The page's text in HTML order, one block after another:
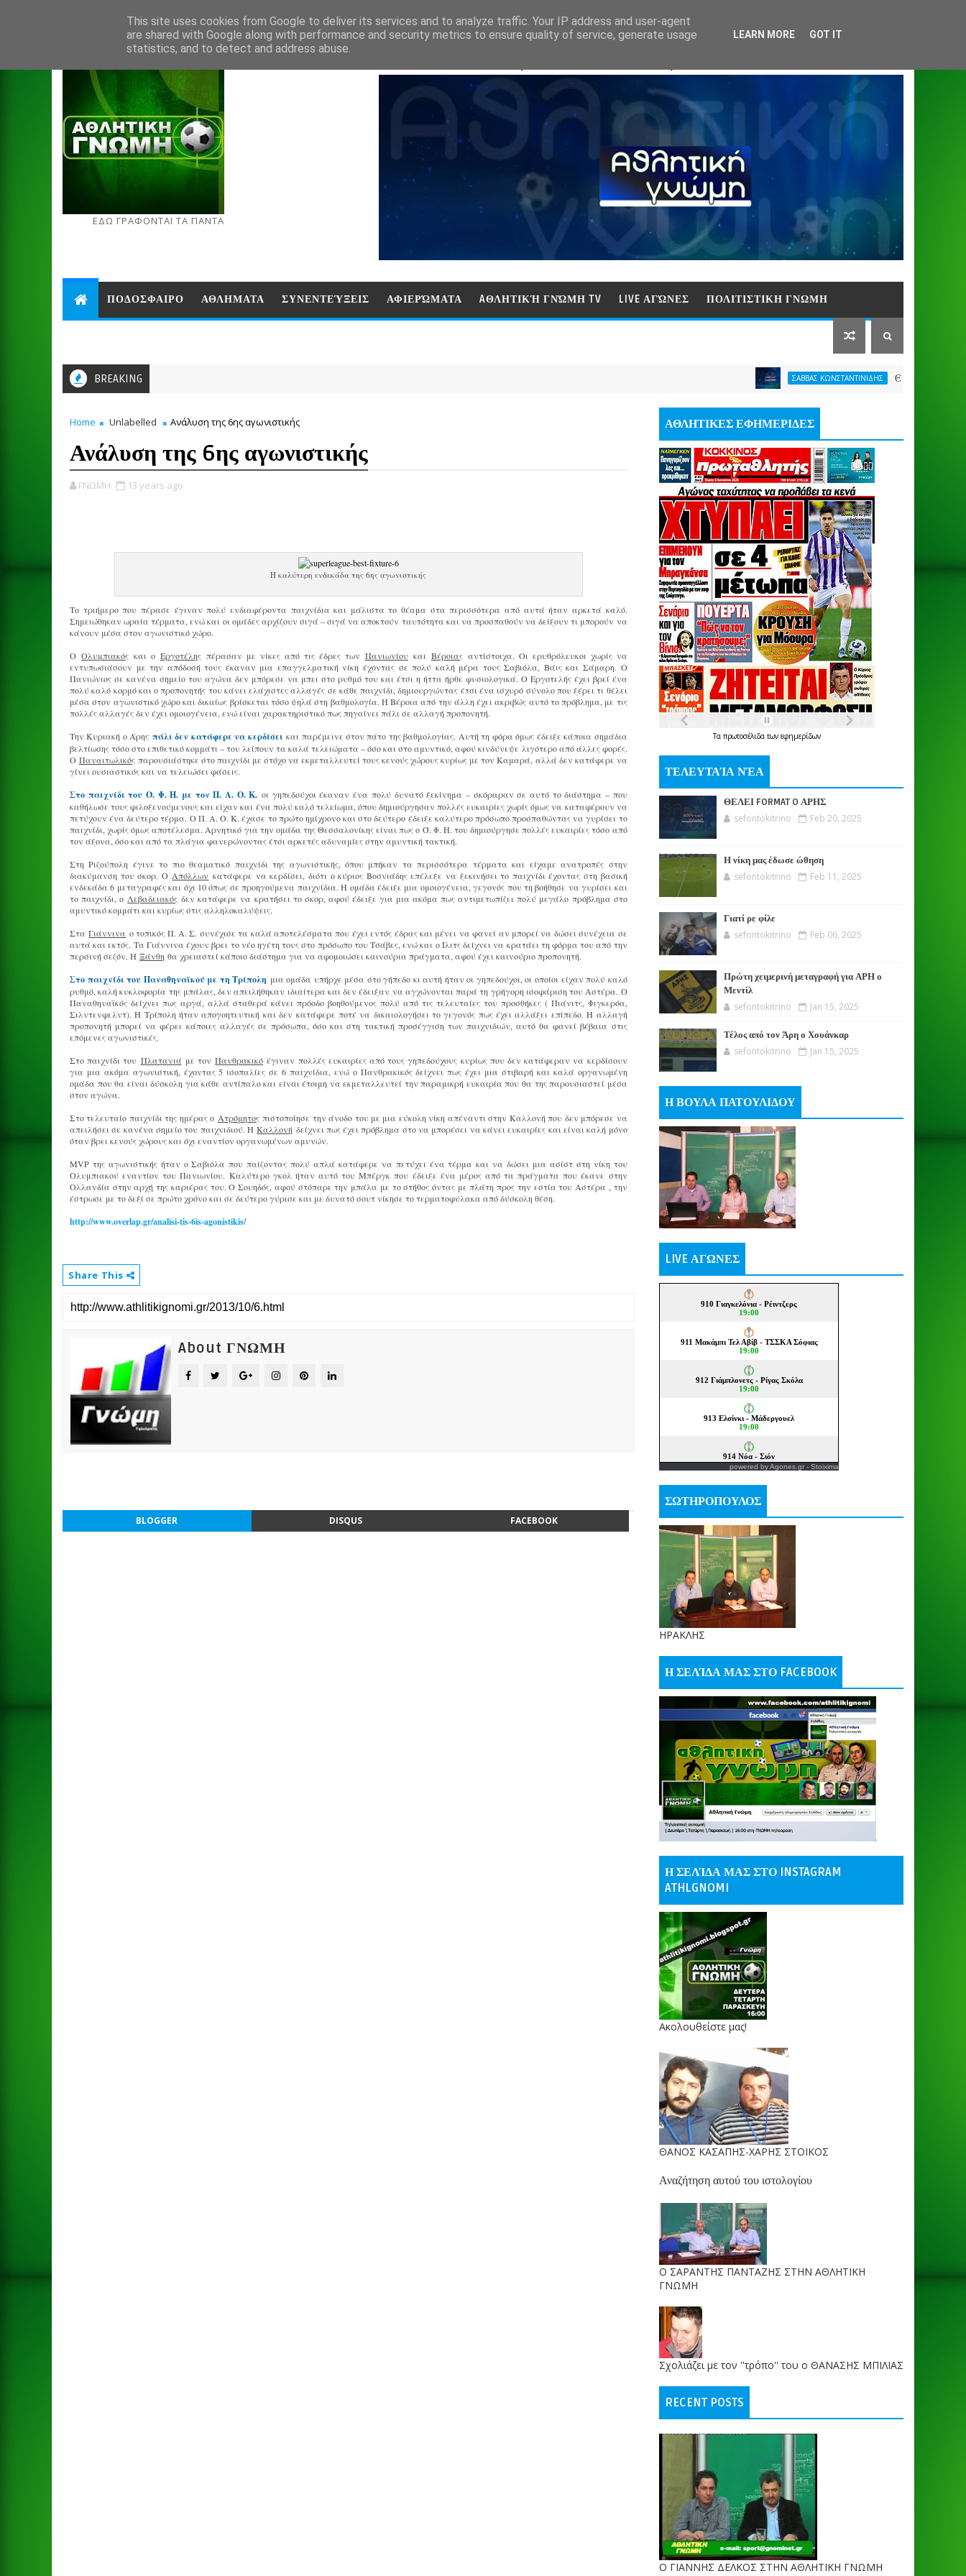
ΕΔΩ ΓΡΑΦΟΝΤΑΙ ΤΑ ΠΑΝΤΑ
ΠΟΔΟΣΦΑΙΡΟ ΑΘΛΗΜΑΤΑ ΣΥΝΕΝΤΕΎΞΕΙΣ ΑΦΙΕΡΏΜΑΤΑ AΘΛΗΤΙΚΉ ΓΝΏΜΗ TV LIVE ΑΓΏΝΕΣ ΠΟΛΙΤΙΣΤΙΚΗ ΓΝΩΜΗ
BREAKING ΣΑΒΒΑΣ ΚΩΝΣΤΑΝΤΙΝΙΔΗΣ ΘΕΛΕΙ FORMAT O ΑΡΗΣ
Home Unlabelled Ανάλυση της 6ης αγωνιστικής
Ανάλυση της 6ης αγωνιστικής
ΓΝΩΜΗ 13 years ago
Η καλύτερη ενδεκάδα της 6ης αγωνιστικής
Το τριήμερο που πέρασε έγιναν πολύ ενδιαφέροντα παιχνίδια και μάλιστα το θέαμα στα περισσότερα από αυτά ήταν αρκετά καλό.
Σημειώθηκαν ωραία τέρματα, ενώ και οι ομάδες αρχίζουν σιγά – σιγά να αποκτούν ταυτότητα και να προσπαθούν να δείξουν τι μπορούν να
κάνουν μέσα στον αγωνιστικό χώρο.
Ο Ολυμπιακόςκαι ο Εργοτέληςπέρασαν με νίκες από τις έδρες των Πανιωνίουκαι Βέροιαςαντίστοιχα. Οι ερυθρόλευκοι χωρίς να
εντυπωσιάσουν με την απόδοσή τους έκαναν μια επαγγελματική νίκη έχοντας σε πολύ καλή μέρα τους Σαβιόλα, Βάις και Σάμαρη. Ο
Πανιώνιος σε κανένα σημείο του αγώνα δεν μπόρεσε να μπει στο ρυθμό του και έτσι η ήττα ήρθε φυσιολογικά. Ο Εργοτελής έχει βρεί ένα
πολύ καλό κορμό και ο προπονητής του κάνει ελάχιστες αλλαγές σε κάθε παιχνίδι, δημιουργώντας έτσι ένα ισχυρό σύνολο που ξέρει τι θέλει
μέσα στον αγωνιστικό χώρο και δικαίως βρίσκεται τόσο ψηλά στη βαθμολογία. Η Βέροια από την άλλη έχει ακριβώς αυτό το πρόβλημα, με τις
πολλές αλλαγές δεν έχει ομοιογένεια, ενώ είναι χαρακτηριστικό πως πηγαίνει πάλι σε αλλαγή προπονητή.
Την Κυριακή ο Άρης πάλι δεν κατάφερε να κερδίσεικαι παρέμεινε στον πάτο της βαθμολογίας. Αυτή τη φόρα όμως έδειξε κάποια σημάδια
βελτίωσης τόσο στο επιθετικό κομμάτι – του λείπουν τα καλά τελειώματα – όσο και στο αμυντικό, αφού κινδύνεψε λιγότερο από άλλες φορές.
ΟΠαναιτωλικός παρουσιάστηκε στο παιχνίδι με στόχο να εκμεταλλευτεί τους κενούς χώρους κυρίως με τον Καμαρά, αλλά δεν κατάφερε να
γίνει ουσιαστικός και να τελειώσει φάσεις.
Στο παιχνίδι του Ό. Φ. Η. με τον Π. Α. Ο. Κ. οι γηπεδούχοι έκαναν ένα πολύ δυνατό ξεκίνημα – σκόραραν σε αυτό το διάστημα – που
καθήλωσε τους φιλοξενούμενους και είχαν και ένα πολύ καλό τελείωμα, όπου δημιούργησαν πολλές ευκαιρίες χωρίς όμως να καταφέρουν να
πετύχουν ένα δεύτερο τέρμα. Ο Π. Α. Ο. Κ. έχασε το πρώτο ημίχρονο και στο δεύτερο έδειξε καλύτερο πρόσωπο προσπαθώντας να γυρίσει το
παιχνίδι, χωρίς όμως αποτέλεσμα. Αρνητικό για την ομάδα της Θεσσαλονίκης είναι πως ο Ό. Φ. Η. του δημιούργησε πολλές ευκαιρίες τόσο από
τον άξονα, όσο και από τα πλάγια φανερώνοντας έτσι αρκετές αδυναμίες στην αμυντική τακτική.
Στη Ριζούπολη έγινε το πιο θεαματικό παιχνίδι της αγωνιστικής, όπου μπήκαν τα περισσότερα τέρματα και είχαμε ανατροπές στην
διακύμανση του σκορ. ΟΑπόλλων κατάφερε να κερδίσει, διότι ο κύριος Βοσνιάδης επέλεξε να ξεκινήσει το παιχνίδι έχοντας στη βασική
ενδεκάδα 6 μεταγραφές και όχι 10 όπως σε προηγούμενα παιχνίδια. Η ομάδα έδειξε μια ομοιογένεια, γεγονός που τη βοήθησε να γυρίσει και
το παιχνίδι, οΛεβαδειακός δεν κατάφερε να κρατήσει το σκορ, αφού έδειξε για μια ακόμα πως αντιμετωπίζει πολύ μεγάλο πρόβλημα στο
αμυντικό κομμάτι και κυρίως στις αλληλοκαλύψεις.
ΣταΓιάννινα ο τοπικός Π. Α. Σ. συνέχισε τα καλά αποτελέσματα που έχει εντός έδρας και μένει να φανεί αν μπορεί να δώσει συνέχεια σε
αυτά και εκτός. Τα Γιάννινα έχουν βρει το νέο ηγέτη τους στο πρόσωπο του Τσάβες, ενώ και ο Ίλιτς δείχνει να κρατάει τη φόρμα του από την
περσινή σεζόν. Η Ξάνθη θα χρειαστεί κάποιο διάστημα για να αφομοιώσει καινούρια πράγματα, αφού έχει καινούριο προπονητή.
Στο παιχνίδι του Παναθηναϊκού με τη Τρίπολη μια ομάδα υπήρχε μέσα στο γήπεδο κι αυτή ήταν οι γηπεδούχοι, οι οποίοι είχαν πολύ καλό
ρυθμό, καλή κυκλοφορία της μπάλας, δεν απειλήθηκαν ιδιαίτερα και δεν έδειξαν να αγχώνονται παρά τη γρήγορη ισοφάριση του Αστέρα. Ο
Παναθηναϊκός δείχνει πως αργά, αλλά σταθερά κάνει πρόοδο βοηθούμενος πολύ από τις τελευταίες του προσθήκες ( Πιάνιτς, Φιγκερόα,
Σιλντενφελντ). Η Τρίπολη ήταν απογοητευτική και δεν κατάφερε ποτέ να δικαιολογήσει το γεγονός πως έχει αλλάξει επίπεδο. Η αλλαγή
προπονητή μπορεί να φέρει κάποιες αλλαγές σε πρόσωπα, όσο και στη τακτική προσέγγιση των παιχνιδιών, αυτό θα φανεί βέβαια στις
επόμενες αγωνιστικές.
Στο παιχνίδι του Πλατανιά με τονΠανθρακικό έγιναν πολλές ευκαιρίες από τους γηπεδούχους κυρίως που δεν κατάφεραν να κερδίσουν
για μια ακόμα αγωνιστική, έχοντας 5 ισοπαλίες σε 6 παιχνίδια, ενώ ο Πανθρακικός δείχνει πως έχει μια στιβαρή και καλά οργανωμένη
ομάδα που θα είναι δύσκολη για κάθε αντίπαλο και είναι έτοιμη να εκμεταλλευτεί την παραμικρή ευκαιρία που θα της παρουσιαστεί μέσα
στον αγώνα.
Στο τελευταίο παιχνίδι της ημέρας ο Ατρόμητοςπιστοποίησε την άνοδο του με μια εύκολη νίκη απέναντι στην Καλλονή που δεν μπόρεσε να
απειλήσει σε κανένα σημείο του παιχνιδιού. ΗΚαλλονή δείχνει πως έχει πρόβλημα στο να μπορέσει να κάνει ευκαιρίες και είναι καλή μόνο
όταν βρει κενούς χώρους και όχι εναντίον οργανωμένων αμυνών.
ΜVP της αγωνιστικής ήταν ο Σαβιόλα που παίζοντας πολύ απλά κατάφερε να πετύχει ένα τέρμα και να δώσει μια ασίστ στη νίκη του
Ολυμπιακού εναντίον του Πανιωνίου. Καλύτερο γκολ ήταν αυτό του Μπέργκ που έδειξε ένα μέρος από τα πράγματα που έκανε στην
Ολλανδία στην αρχή της καριέρας του. Ο Σουηδός, αφού στόπαρε την μπάλα με το στήθος όντας με πλάτη προς την εστία του Αστέρα , την
έστρωσε με το δεξί σε πρώτο χρόνο και σε δεύτερο γύρισε και με δυνατό σουτ νίκησε το τερματοφύλακα από δύσκολη θέση.
http://www.overlap.gr/analisi-tis-6is-agonistikis/
Share This
About ΓΝΩΜΗ
BLOGGER DISQUS FACEBOOK
ΑΘΛΗΤΙΚΕΣ ΕΦΗΜΕΡΙΔΕΣ
Τα πρωτοσέλιδατων εφημερίδων
ΤΕΛΕΥΤΑΊΑ ΝΈΑ
ΘΕΛΕΙ FORMAT O ΑΡΗΣ
sefontokitrino Feb 20, 2025
Η νίκη μας έδωσε ώθηση
sefontokitrino Feb 11, 2025
Γιατί ρε φίλε
sefontokitrino Feb 06, 2025
Πρώτη χειμερινή μεταγραφή για ΑΡΗ ο
Μεντίλ
sefontokitrino Jan 15, 2025
Τέλος από τον Άρη ο Χουάνκαρ
sefontokitrino Jan 15, 2025
Η ΒΟΥΛΑ ΠΑΤΟΥΛΙΔΟΥ
LIVE ΑΓΩΝΕΣ
powered byAgones.gr - Stoixima
ΣΩΤΗΡΟΠΟΥΛΟΣ
ΗΡΑΚΛΗΣ
Η ΣΕΛΊΔΑ ΜΑΣ ΣΤΟ FACEBOOK
Η ΣΕΛΊΔΑ ΜΑΣ ΣΤΟ INSTAGRAM
ATHLGNOMI
Ακολουθείστε μας!
ΘΑΝΟΣ ΚΑΣΑΠΗΣ-ΧΑΡΗΣ ΣΤΟΙΚΟΣ
Αναζήτηση αυτού του ιστολογίου
O ΣΑΡΑΝΤΗΣ ΠΑΝΤΑΖΗΣ ΣΤΗΝ ΑΘΛΗΤΙΚΗ
ΓΝΩΜΗ
Σχολιάζει με τον ''τρόπο'' του ο ΘΑΝΑΣΗΣ ΜΠΙΛΙΑΣ
RECENT POSTS
Ο ΓΙΑΝΝΗΣ ΔΕΛΚΟΣ ΣΤΗΝ ΑΘΛΗΤΙΚΗ ΓΝΩΜΗ
This site uses cookies from Google to deliver its services and to analyze traffic. Your IP address and user-agent
are shared with Google along with performance and security metrics to ensure quality of service, generate usage
statistics, and to detect and address abuse.
LEARN MORE GOT IT